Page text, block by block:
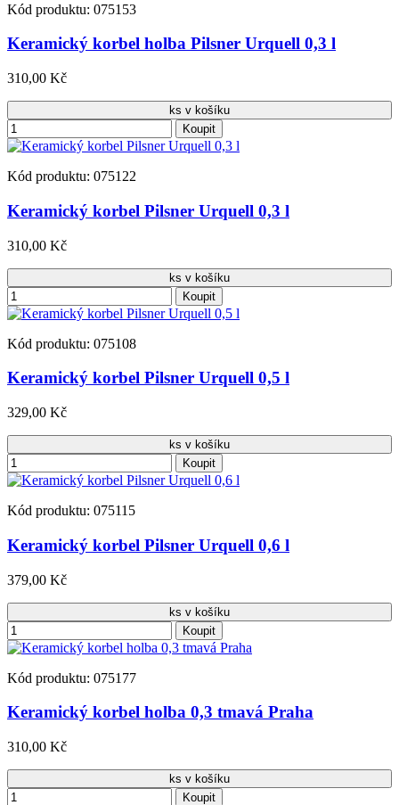
Kód produktu: 075153
Keramický korbel holba Pilsner Urquell 0,3 l
310,00 Kč
ks v košíku
Koupit
Kód produktu: 075122
Keramický korbel Pilsner Urquell 0,3 l
310,00 Kč
ks v košíku
Koupit
Kód produktu: 075108
Keramický korbel Pilsner Urquell 0,5 l
329,00 Kč
ks v košíku
Koupit
Kód produktu: 075115
Keramický korbel Pilsner Urquell 0,6 l
379,00 Kč
ks v košíku
Koupit
Kód produktu: 075177
Keramický korbel holba 0,3 tmavá Praha
310,00 Kč
ks v košíku
Koupit